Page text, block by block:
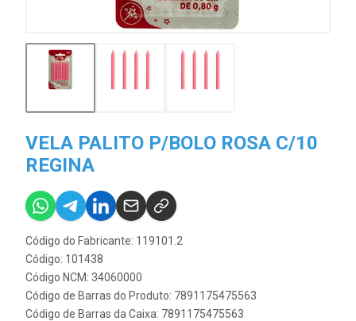
VELA PALITO P/BOLO ROSA C/10
REGINA
Código do Fabricante: 119101.2
Código: 101438
Código NCM: 34060000
Código de Barras do Produto: 7891175475563
Código de Barras da Caixa: 7891175475563